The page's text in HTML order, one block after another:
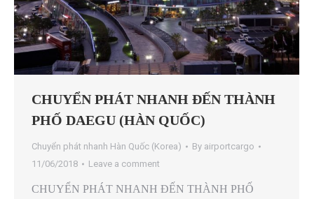
CHUYỂN PHÁT NHANH ĐẾN THÀNH
PHỐ DAEGU (HÀN QUỐC)
Chuyển phát nhanh Hàn Quốc (Korea) By airportcargo
11/06/2018
Leave a comment
CHUYỂN PHÁT NHANH ĐẾN THÀNH PHỐ